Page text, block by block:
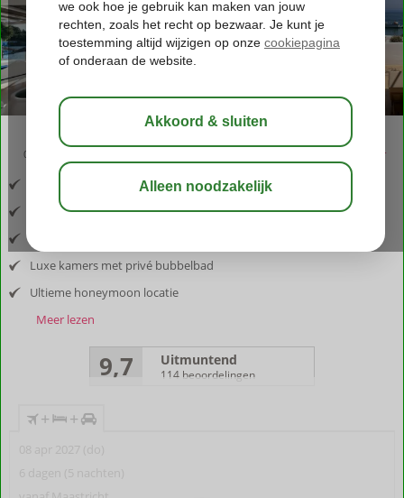
03:30 bewaar
Inclusief vlucht en huurauto
Gelegen in Agia Pelagia
Luxe kamers met privé bubbelbad
Ultieme honeymoon locatie
Meer lezen
9,7 Uitmuntend
114 beoordelingen
+ +
08 apr 2027 (do)
6 dagen (5 nachten)